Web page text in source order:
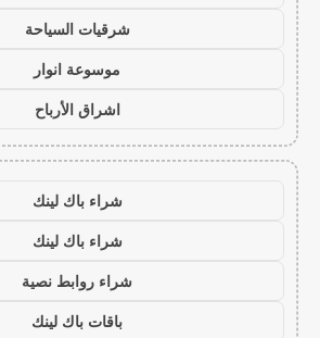
شرقيات السياحة
موسوعة انوار
اشراق الأرباح
شراء باك لينك
شراء باك لينك
شراء روابط نصية
باقات باك لينك